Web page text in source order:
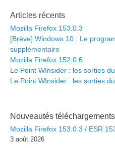
Articles récents
Mozilla Firefox 153.0.3
[Brève] Windows 10 : Le
supplémentaire
Mozilla Firefox 152.0.6
Le Point WInsider : les sorties
Le Point WInsider : les sorties
Nouveautés téléchargements
Mozilla Firefox 153.0.3 / ESR
3 août 2026